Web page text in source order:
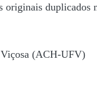
duplicados
(ACH-UFV)